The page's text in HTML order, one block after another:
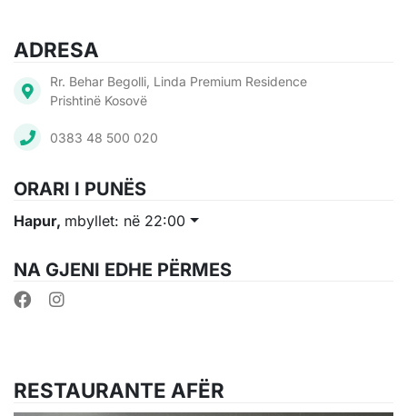
ADRESA
Rr. Behar Begolli, Linda Premium Residence
Prishtinë Kosovë
0383 48 500 020
ORARI I PUNËS
Hapur, mbyllet: në 22:00
NA GJENI EDHE PËRMES
RESTAURANTE AFËR